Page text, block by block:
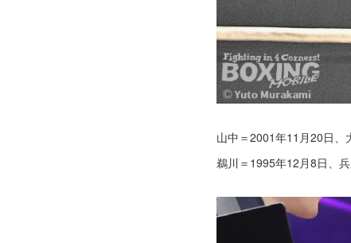
山中＝2001年11月20日、
鵜川＝1995年12月8日、